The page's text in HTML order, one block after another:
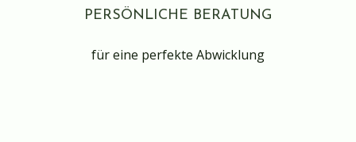
PERSÖNLICHE BERATUNG
für eine perfekte Abwicklung